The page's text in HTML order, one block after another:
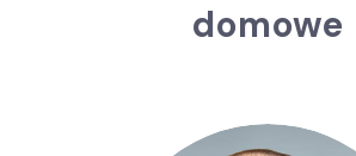
domowe